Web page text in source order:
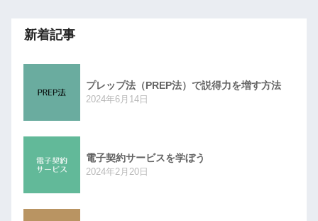
新着記事
プレップ法（PREP法）で説得力を増す方法
2024年6月14日
電子契約サービスを学ぼう
2024年2月20日